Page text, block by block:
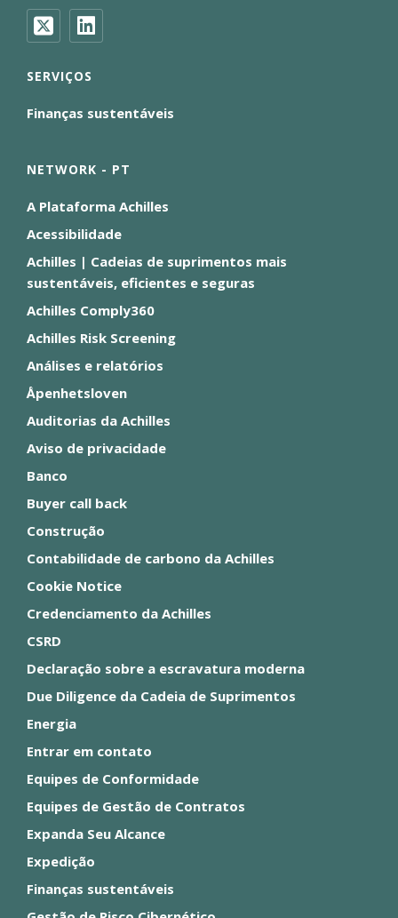
SERVIÇOS
Finanças sustentáveis
NETWORK - PT
A Plataforma Achilles
Acessibilidade
Achilles | Cadeias de suprimentos mais
sustentáveis, eficientes e seguras
Achilles Comply360
Achilles Risk Screening
Análises e relatórios
Åpenhetsloven
Auditorias da Achilles
Aviso de privacidade
Banco
Buyer call back
Construção
Contabilidade de carbono da Achilles
Cookie Notice
Credenciamento da Achilles
CSRD
Declaração sobre a escravatura moderna
Due Diligence da Cadeia de Suprimentos
Energia
Entrar em contato
Equipes de Conformidade
Equipes de Gestão de Contratos
Expanda Seu Alcance
Expedição
Finanças sustentáveis